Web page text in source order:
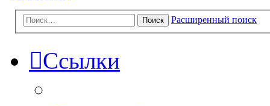
Поиск Расширенный поиск
Ссылки